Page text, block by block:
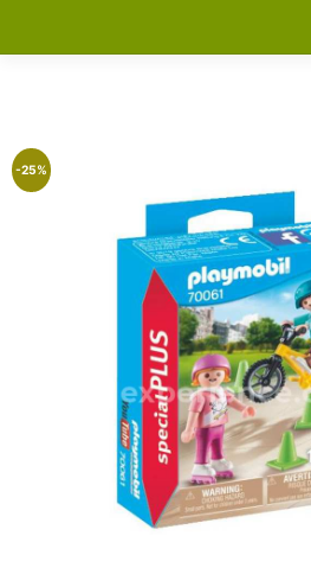
-25%